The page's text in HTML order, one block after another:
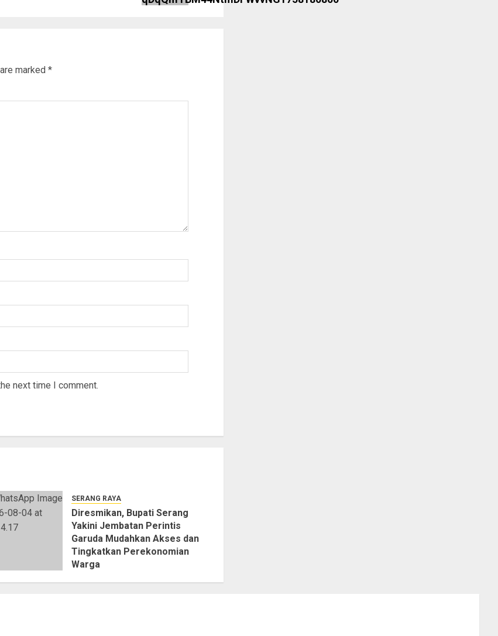
marked *
next time I comment.
SERANG RAYA
Diresmikan, Bupati Serang
Yakini Jembatan Perintis
Garuda Mudahkan Akses dan
Tingkatkan Perekonomian
Warga